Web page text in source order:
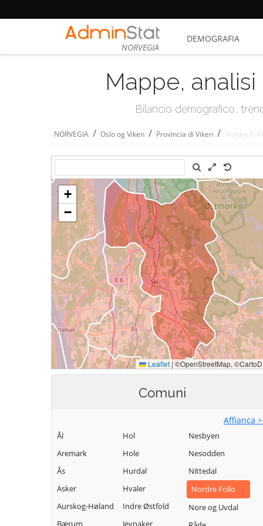
NORVEGIA
DEMOGRAFIA
Mappe,
Bilancio demografico,
NORVEGIA / Oslo og Viken / Provincia di Viken / Nordre
Comuni
Affianca
Ål
Aremark
Ås
Asker
Aurskog-Høland
Bærum
Hol
Hole
Hurdal
Hvaler
Indre Østfold
Jevnaker
Nesbyen
Nesodden
Nittedal
Nordre Follo
Nore og Uvdal